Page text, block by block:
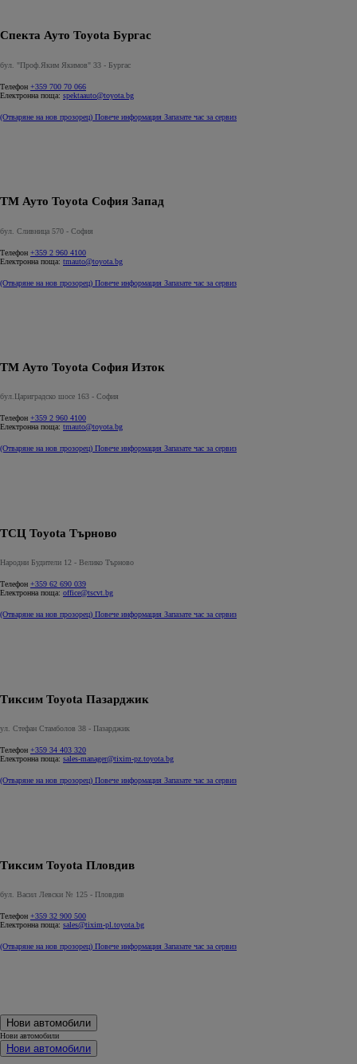
Спекта Ауто Toyota Бургас
бул. "Проф.Яким Якимов" 33 - Бургас
Телефон +359 700 70 066
Електронна поща: spektaauto@toyota.bg
(Отваряне на нов прозорец) Повече информация Запазате час за сервиз
ТМ Ауто Toyota София Запад
бул. Сливница 570 - София
Телефон +359 2 960 4100
Електронна поща: tmauto@toyota.bg
(Отваряне на нов прозорец) Повече информация Запазате час за сервиз
ТМ Ауто Toyota София Изток
бул.Цариградско шосе 163 - София
Телефон +359 2 960 4100
Електронна поща: tmauto@toyota.bg
(Отваряне на нов прозорец) Повече информация Запазате час за сервиз
ТСЦ Toyota Търново
Народни Будители 12 - Велико Търново
Телефон +359 62 690 039
Електронна поща: office@tscvt.bg
(Отваряне на нов прозорец) Повече информация Запазате час за сервиз
Тиксим Toyota Пазарджик
ул. Стефан Стамболов 38 - Пазарджик
Телефон +359 34 403 320
Електронна поща: sales-manager@tixim-pz.toyota.bg
(Отваряне на нов прозорец) Повече информация Запазате час за сервиз
Тиксим Toyota Пловдив
бул. Васил Левски № 125 - Пловдив
Телефон +359 32 900 500
Електронна поща: sales@tixim-pl.toyota.bg
(Отваряне на нов прозорец) Повече информация Запазате час за сервиз
Нови автомобили
Нови автомобили
Нови автомобили